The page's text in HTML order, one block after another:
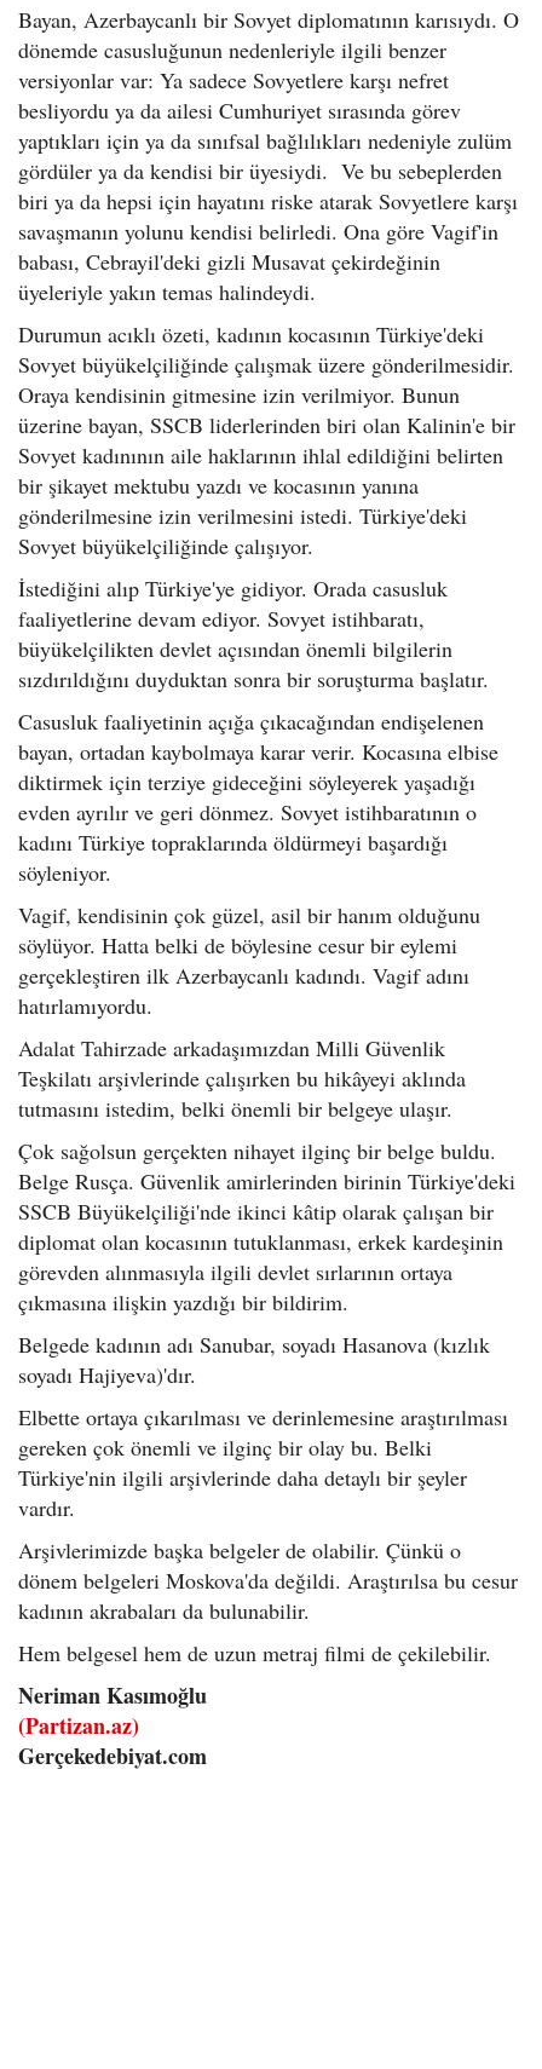
Bayan, Azerbaycanlı bir Sovyet diplomatının karısıydı. O
dönemde casusluğunun nedenleriyle ilgili benzer
versiyonlar var: Ya sadece Sovyetlere karşı nefret
besliyordu ya da ailesi Cumhuriyet sırasında görev
yaptıkları için ya da sınıfsal bağlılıkları nedeniyle zulüm
gördüler ya da kendisi bir üyesiydi. Ve bu sebeplerden
biri ya da hepsi için hayatını riske atarak Sovyetlere karşı
savaşmanın yolunu kendisi belirledi. Ona göre Vagif'in
babası, Cebrayil'deki gizli Musavat çekirdeğinin
üyeleriyle yakın temas halindeydi.
Durumun acıklı özeti, kadının kocasının Türkiye'deki
Sovyet büyükelçiliğinde çalışmak üzere gönderilmesidir.
Oraya kendisinin gitmesine izin verilmiyor. Bunun
üzerine bayan, SSCB liderlerinden biri olan Kalinin'e bir
Sovyet kadınının aile haklarının ihlal edildiğini belirten
bir şikayet mektubu yazdı ve kocasının yanına
gönderilmesine izin verilmesini istedi. Türkiye'deki
Sovyet büyükelçiliğinde çalışıyor.
İstediğini alıp Türkiye'ye gidiyor. Orada casusluk
faaliyetlerine devam ediyor. Sovyet istihbaratı,
büyükelçilikten devlet açısından önemli bilgilerin
sızdırıldığını duyduktan sonra bir soruşturma başlatır.
Casusluk faaliyetinin açığa çıkacağından endişelenen
bayan, ortadan kaybolmaya karar verir. Kocasına elbise
diktirmek için terziye gideceğini söyleyerek yaşadığı
evden ayrılır ve geri dönmez. Sovyet istihbaratının o
kadını Türkiye topraklarında öldürmeyi başardığı
söyleniyor.
Vagif, kendisinin çok güzel, asil bir hanım olduğunu
söylüyor. Hatta belki de böylesine cesur bir eylemi
gerçekleştiren ilk Azerbaycanlı kadındı. Vagif adını
hatırlamıyordu.
Adalat Tahirzade arkadaşımızdan Milli Güvenlik
Teşkilatı arşivlerinde çalışırken bu hikâyeyi aklında
tutmasını istedim, belki önemli bir belgeye ulaşır.
Çok sağolsun gerçekten nihayet ilginç bir belge buldu.
Belge Rusça. Güvenlik amirlerinden birinin Türkiye'deki
SSCB Büyükelçiliği'nde ikinci kâtip olarak çalışan bir
diplomat olan kocasının tutuklanması, erkek kardeşinin
görevden alınmasıyla ilgili devlet sırlarının ortaya
çıkmasına ilişkin yazdığı bir bildirim.
Belgede kadının adı Sanubar, soyadı Hasanova (kızlık
soyadı Hajiyeva)'dır.
Elbette ortaya çıkarılması ve derinlemesine araştırılması
gereken çok önemli ve ilginç bir olay bu. Belki
Türkiye'nin ilgili arşivlerinde daha detaylı bir şeyler
vardır.
Arşivlerimizde başka belgeler de olabilir. Çünkü o
dönem belgeleri Moskova'da değildi. Araştırılsa bu cesur
kadının akrabaları da bulunabilir.
Hem belgesel hem de uzun metraj filmi de çekilebilir.
Neriman Kasımoğlu
(Partizan.az)
Gerçekedebiyat.com